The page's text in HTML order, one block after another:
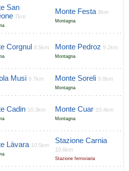
San
7km
Monte Festa 8km
Montagna
Corgnul 8.5km Monte Pedroz 9.2km
Montagna
Musi 9.7km Monte Soreli 9.8km
Montagna
Cadin 10.3km Monte Cuar 10.4km
Montagna
Làvara 10.5km
Stazione Carnia
10.6km
Stazione ferroviaria